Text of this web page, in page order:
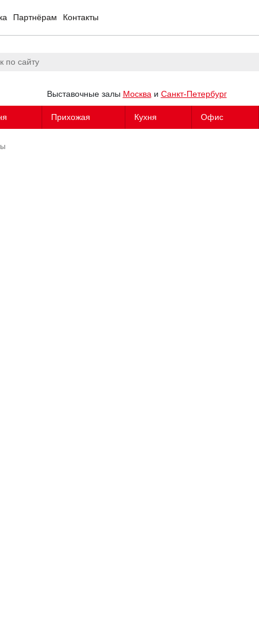
Партнёрам Контакты
Выставочные залы Москва и Санкт-Петербург
Прихожая Кухня Офис